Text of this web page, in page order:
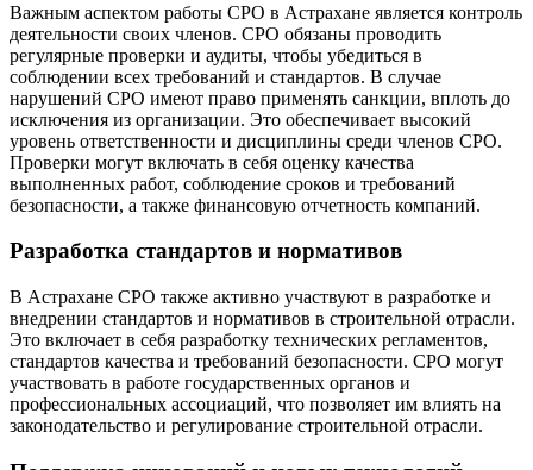
Важным аспектом работы СРО в Астрахане является контроль
деятельности своих членов. СРО обязаны проводить
регулярные проверки и аудиты, чтобы убедиться в
соблюдении всех требований и стандартов. В случае
нарушений СРО имеют право применять санкции, вплоть до
исключения из организации. Это обеспечивает высокий
уровень ответственности и дисциплины среди членов СРО.
Проверки могут включать в себя оценку качества
выполненных работ, соблюдение сроков и требований
безопасности, а также финансовую отчетность компаний.
Разработка стандартов и нормативов
В Астрахане СРО также активно участвуют в разработке и
внедрении стандартов и нормативов в строительной отрасли.
Это включает в себя разработку технических регламентов,
стандартов качества и требований безопасности. СРО могут
участвовать в работе государственных органов и
профессиональных ассоциаций, что позволяет им влиять на
законодательство и регулирование строительной отрасли.